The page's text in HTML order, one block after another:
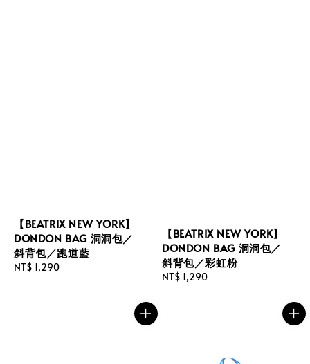
【BEATRIX NEW YORK】
DONDON BAG 洞洞包／
斜背包／跑道藍
Regular
NT$ 1,290
【BEATRIX NEW YORK】
DONDON BAG 洞洞包／
斜背包／彩虹粉
Regular
NT$ 1,290